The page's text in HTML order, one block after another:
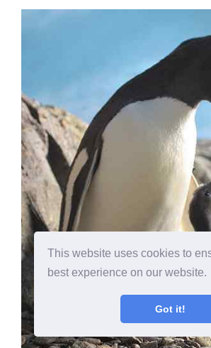
This website uses cookies to
best experience on our website.
Got it!